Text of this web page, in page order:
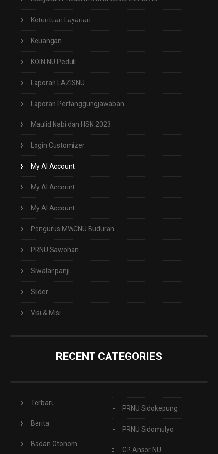
Ketentuan Layanan
Keuangan
KOIN NU Peduli
Laporan LAZISNU
Laporan Pertanggungjawaban
Maulid Nabi dan HSN 2023
Login Customizer
My AI Account
My AI Account
My AI Account
Pengurus MWCNU Buduran
PRNU Sawohan
Siwalanpanji
Slider
Visi & Misi
RECENT CATEGORIES
Terbaru
Berita
Badan Otonom
PRNU Sidokepung
PRNU Sidomulyo
GP Ansor NU